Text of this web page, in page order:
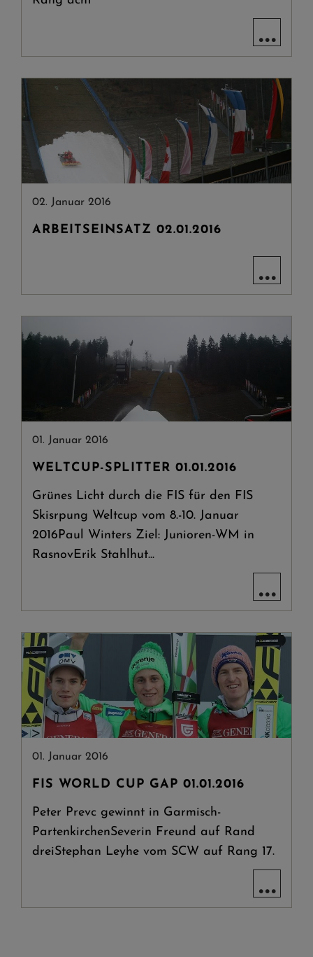
...
02. Januar 2016
ARBEITSEINSATZ 02.01.2016
...
01. Januar 2016
WELTCUP-SPLITTER 01.01.2016
Grünes Licht durch die FIS für den FIS
Skisrpung Weltcup vom 8.-10. Januar
2016Paul Winters Ziel: Junioren-WM in
RasnovErik Stahlhut...
...
01. Januar 2016
FIS WORLD CUP GAP 01.01.2016
Peter Prevc gewinnt in Garmisch-
PartenkirchenSeverin Freund auf Rand
dreiStephan Leyhe vom SCW auf Rang 17.
...